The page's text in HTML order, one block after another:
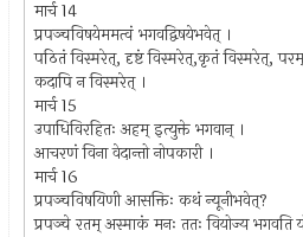
मार्च 14
प्रपञ्चविषयेममत्वं भगवद्विषयेभवेत् ।
पठितं विस्मरेत्, दृष्टं विस्मरेत्,कृतं विस्मरेत्,
कदापि न विस्मरेत् ।
मार्च 15
उपाधिविरहितः अहम् इत्युक्ते भगवान् ।
आचरणं विना वेदान्तो नोपकारी ।
मार्च 16
प्रपञ्चविषयिणी आसक्तिः कथं न्यूनीभवेत्?
प्रपञ्चे रतम् अस्माकं मनः ततः वियोज्य